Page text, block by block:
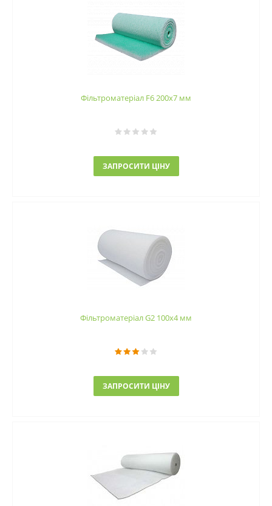
Фільтроматеріал F6 200x7 мм
ЗАПРОСИТИ ЦІНУ
Фільтроматеріал G2 100x4 мм
ЗАПРОСИТИ ЦІНУ